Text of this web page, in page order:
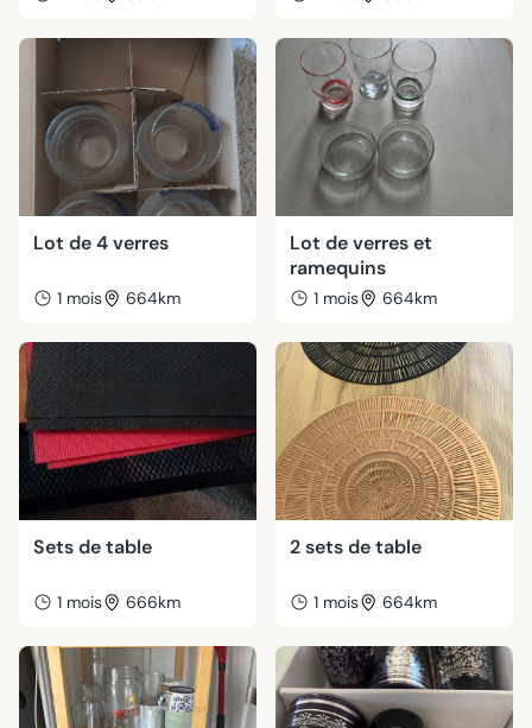
Lot de 4 verres
1 mois 664km
Lot de verres et
ramequins
1 mois 664km
Sets de table
1 mois 666km
2 sets de table
1 mois 664km